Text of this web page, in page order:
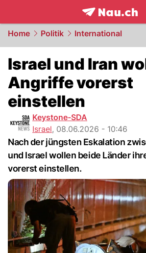
frontpage.
Home Politik International
Israel und Iran
Angriffe vorerst
einstellen
Keystone-SDA
Israel, 08.06.2026 - 10:46
Nach der jüngsten Eskalation
und Israel wollen beide Länder
vorerst einstellen.